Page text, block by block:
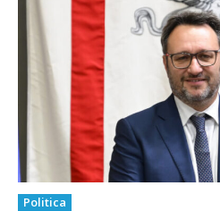
Politica